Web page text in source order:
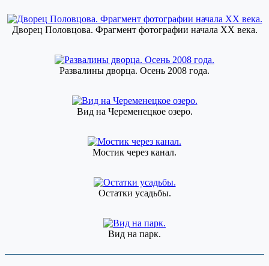
Дворец Половцова. Фрагмент фотографии начала XX века.
Развалины дворца. Осень 2008 года.
Вид на Череменецкое озеро.
Мостик через канал.
Остатки усадьбы.
Вид на парк.